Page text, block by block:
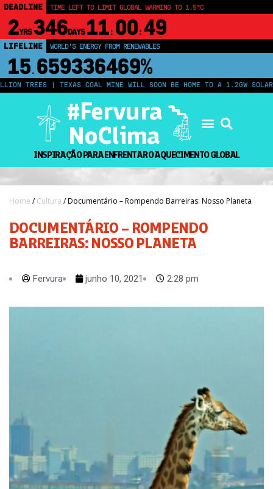
DEADLINE TIME LEFT TO LIMIT GLOBAL WARMING TO 1.5°C
2YRS346DAYS 11: 00: 48
LIFELINE LAND PROTECTED BY INDIGENOUS PEOPLE
43,500,000km²
TREES | TEXAS COAL MINE WILL SOON BE HOME TO A 1.2GW SOLAR
#Fervura
NoClima
INSPIRAÇÃO PARA ENFRENTAR O AQUECIMENTO GLOBAL
Home /Cultura / Documentário – Rompendo Barreiras: Nosso Planeta
DOCUMENTÁRIO – ROMPENDO
BARREIRAS: NOSSO PLANETA
Fervura junho 10, 2021 2:28 pm